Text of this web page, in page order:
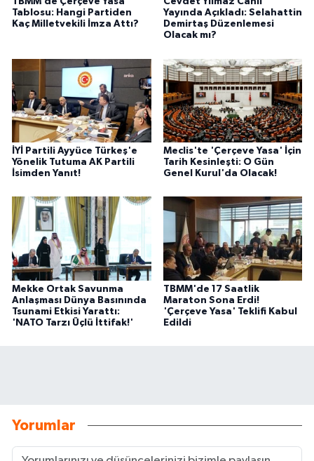
Tablosu: Hangi Partiden
Kaç Milletvekili İmza Attı?
Yayında Açıkladı: Selahattin
Demirtaş Düzenlemesi
Olacak mı?
İYİ Partili Ayyüce Türkeş'e
Yönelik Tutuma AK Partili
İsimden Yanıt!
Meclis'te 'Çerçeve Yasa' İçin
Tarih Kesinleşti: O Gün
Genel Kurul'da Olacak!
Mekke Ortak Savunma
Anlaşması Dünya Basınında
Tsunami Etkisi Yarattı:
'NATO Tarzı Üçlü İttifak!'
TBMM'de 17 Saatlik
Maraton Sona Erdi!
'Çerçeve Yasa' Teklifi Kabul
Edildi
Yorumlar